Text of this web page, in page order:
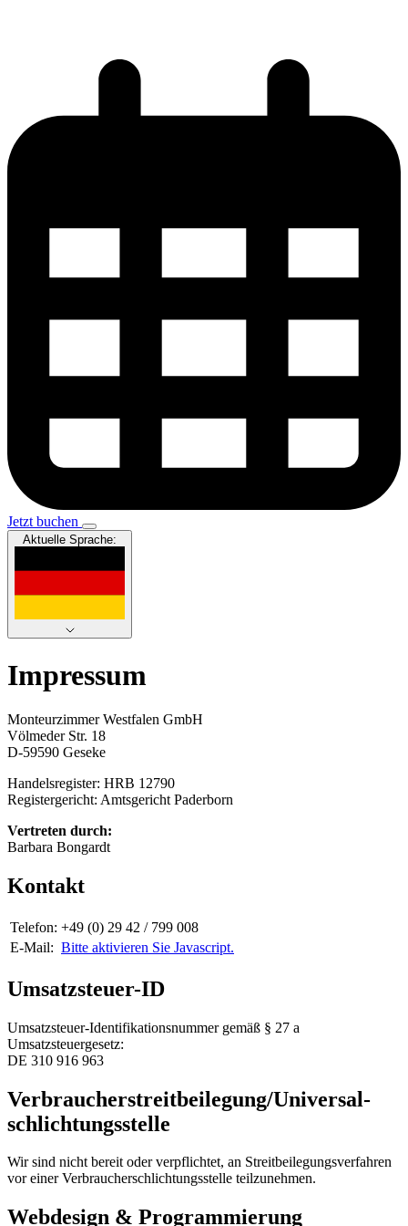
Jetzt buchen
Aktuelle Sprache:
Impressum
Monteurzimmer Westfalen GmbH
Völmeder Str. 18
D-59590 Geseke
Handelsregister: HRB 12790
Registergericht: Amtsgericht Paderborn
Vertreten durch:
Barbara Bongardt
Kontakt
Telefon: +49 (0) 29 42 / 799 008
E-Mail: Bitte aktivieren Sie Javascript.
Umsatzsteuer-ID
Umsatzsteuer-Identifikationsnummer gemäß § 27 a
Umsatzsteuergesetz:
DE 310 916 963
Verbraucher­streit­beilegung/Universal­
schlichtungs­stelle
Wir sind nicht bereit oder verpflichtet, an Streitbeilegungsverfahren
vor einer Verbraucherschlichtungsstelle teilzunehmen.
Webdesign & Programmierung